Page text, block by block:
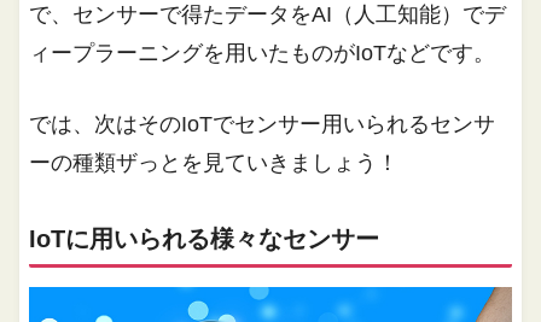
で、センサーで得たデータをAI（人工知能）でデ
ィープラーニングを用いたものがIoTなどです。
では、次はそのIoTでセンサー用いられるセンサ
ーの種類ザっとを見ていきましょう！
IoTに用いられる様々なセンサー